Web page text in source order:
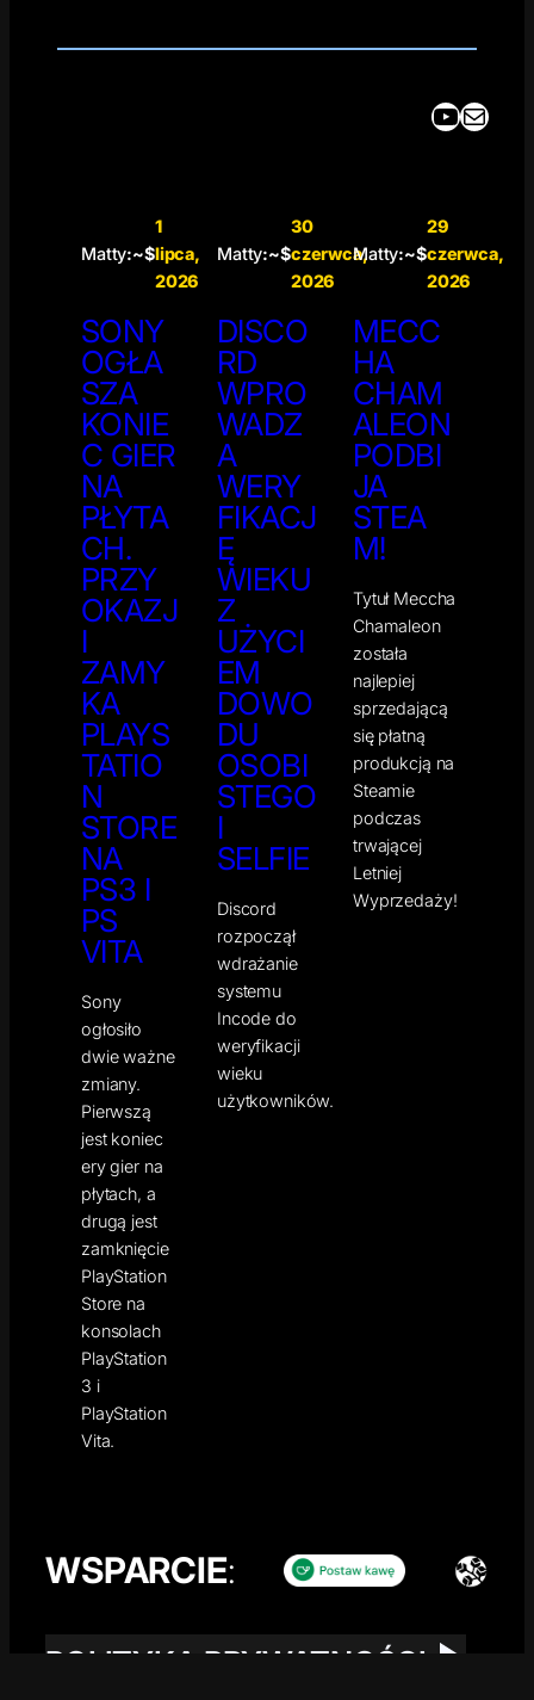
YouTube Mail
Matty:~$
1
lipca,
2026
SONY
OGŁA
SZA
KONIE
C GIER
NA
PŁYTA
CH.
PRZY
OKAZJ
I
ZAMY
KA
PLAYS
TATIO
N
STORE
NA
PS3 I
PS
VITA
Sony
ogłosiło
dwie ważne
zmiany.
Pierwszą
jest koniec
ery gier na
płytach, a
drugą jest
zamknięcie
PlayStation
Store na
konsolach
PlayStation
3 i
PlayStation
Vita.
Matty:~$
30
czerwca,
2026
DISCO
RD
WPRO
WADZ
A
WERY
FIKACJ
Ę
WIEKU
Z
UŻYCI
EM
DOWO
DU
OSOBI
STEGO
I
SELFIE
Discord
rozpoczął
wdrażanie
systemu
Incode do
weryfikacji
wieku
użytkowników.
Matty:~$
29
czerwca,
2026
MECC
HA
CHAM
ALEON
PODBI
JA
STEA
M!
Tytuł Meccha
Chamaleon
została
najlepiej
sprzedającą
się płatną
produkcją na
Steamie
podczas
trwającej
Letniej
Wyprzedaży!
WSPARCIE:
POLITYKA PRYWATNOŚCI